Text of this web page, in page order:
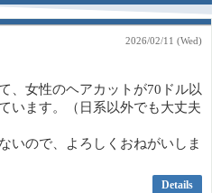
2026/02/11 (Wed)
、女性のヘアカットが70ドル以
います。（日系以外でも大丈夫
いので、よろしくおねがいしま
Details